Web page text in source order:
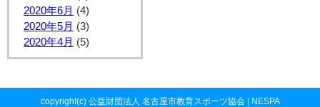
2020年6月 (4)
2020年5月 (3)
2020年4月 (5)
copyright(c) 公益財団法人 名古屋市教育スポーツ協会 | NESPA